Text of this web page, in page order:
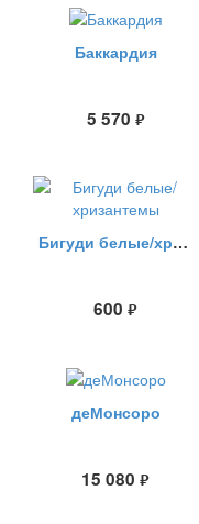
Баккардия
5 570 руб.
Бигуди белые/хризантемы
600 руб.
деМонсоро
15 080 руб.